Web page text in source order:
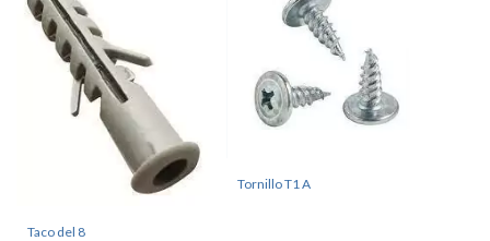
Taco del 8
Tornillo T1 A